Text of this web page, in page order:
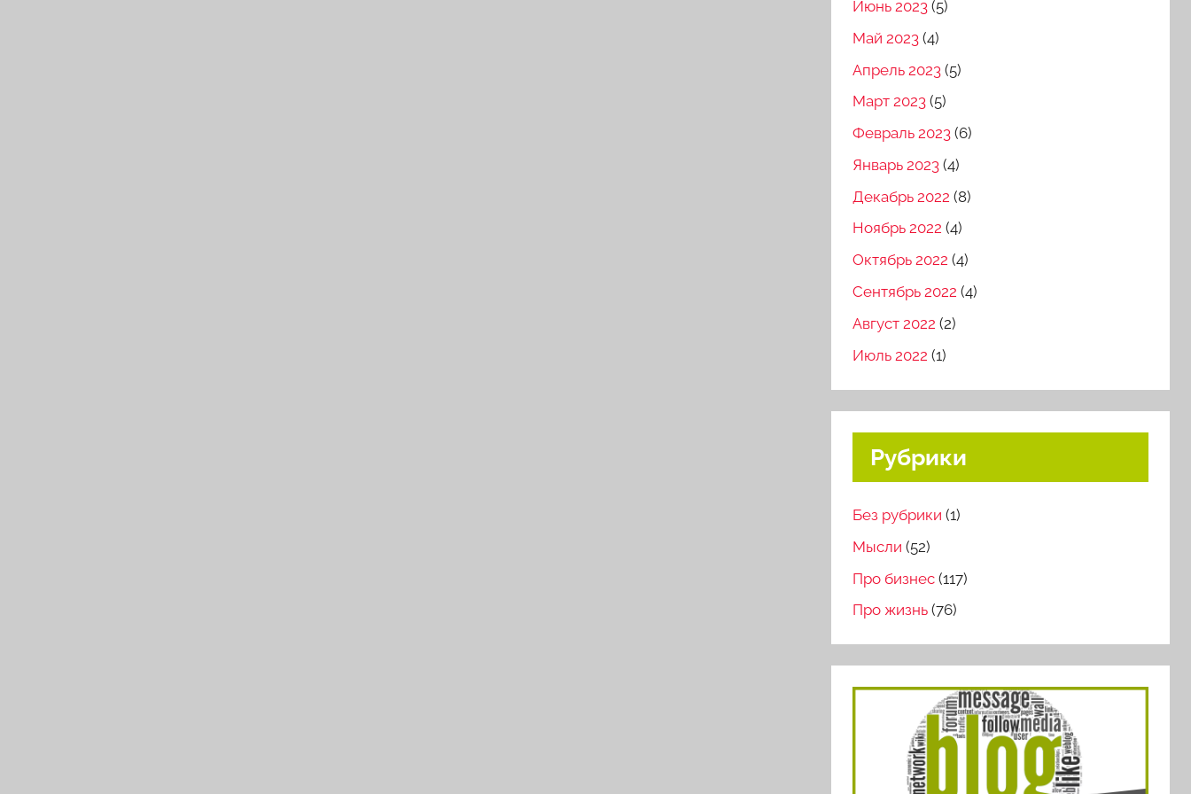
Июнь 2023 (5)
Май 2023 (4)
Апрель 2023 (5)
Март 2023 (5)
Февраль 2023 (6)
Январь 2023 (4)
Декабрь 2022 (8)
Ноябрь 2022 (4)
Октябрь 2022 (4)
Сентябрь 2022 (4)
Август 2022 (2)
Июль 2022 (1)
Рубрики
Без рубрики (1)
Мысли (52)
Про бизнес (117)
Про жизнь (76)